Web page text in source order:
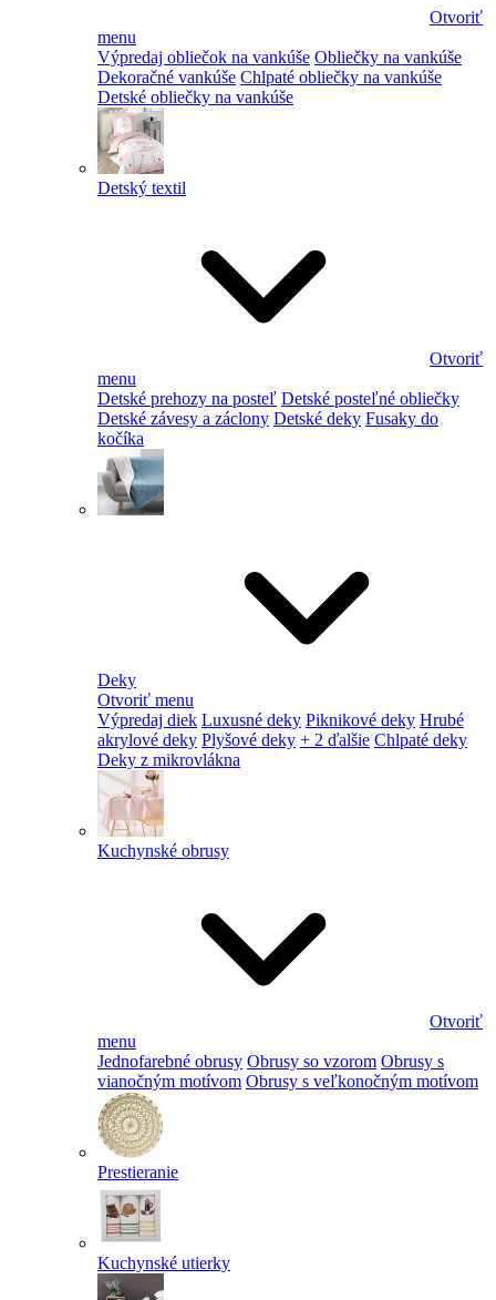
Otvoriť
menu
Výpredaj obliečok na vankúše Obliečky na vankúše
Dekoračné vankúše Chlpaté obliečky na vankúše
Detské obliečky na vankúše
Detský textil
Otvoriť
menu
Detské prehozy na posteľ Detské posteľné obliečky
Detské závesy a záclony Detské deky Fusaky do
kočíka
Deky
Otvoriť menu
Výpredaj diek Luxusné deky Piknikové deky Hrubé
akrylové deky Plyšové deky + 2 ďalšie Chlpaté deky
Deky z mikrovlákna
Kuchynské obrusy
Otvoriť
menu
Jednofarebné obrusy Obrusy so vzorom Obrusy s
vianočným motívom Obrusy s veľkonočným motívom
Prestieranie
Kuchynské utierky